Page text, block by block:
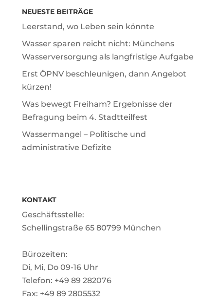
NEUESTE BEITRÄGE
Leerstand, wo Leben sein könnte
Wasser sparen reicht nicht: Münchens
Wasserversorgung als langfristige Aufgabe
Erst ÖPNV beschleunigen, dann Angebot
kürzen!
Was bewegt Freiham? Ergebnisse der
Befragung beim 4. Stadtteilfest
Wassermangel – Politische und
administrative Defizite
KONTAKT
Geschäftsstelle:
Schellingstraße 65 80799 München
Bürozeiten:
Di, Mi, Do 09-16 Uhr
Telefon: +49 89 282076
Fax: +49 89 2805532